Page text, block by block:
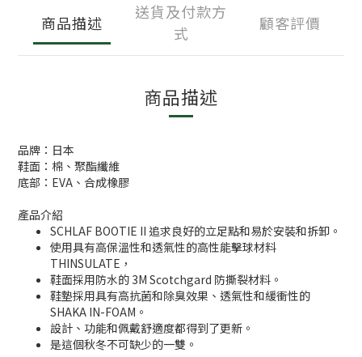
商品描述
送貨及付款方
式
顧客評價
商品描述
品牌：日本
鞋面：棉、聚酯纖維
底部：EVA、合成橡膠
產品介紹
SCHLAF BOOTIE II 追求良好的立足點和易於安裝和拆卸。
使用具有高保溫性和透氣性的高性能擊球材料
THINSULATE，
鞋面採用防水的 3M Scotchgard 防撕裂材料。
鞋墊採用具有高抗菌和除臭效果、透氣性和緩衝性的
SHAKA IN-FOAM。
設計、功能和佩戴舒適度都得到了更新。
是這個秋冬不可缺少的一雙。